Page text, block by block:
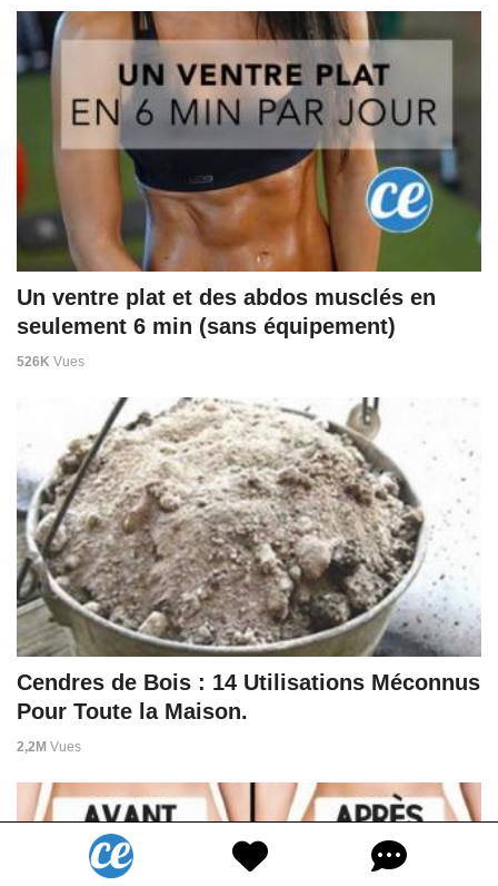
Un ventre plat et des abdos musclés en
seulement 6 min (sans équipement)
526K Vues
Cendres de Bois : 14 Utilisations Méconnus
Pour Toute la Maison.
2,2M Vues